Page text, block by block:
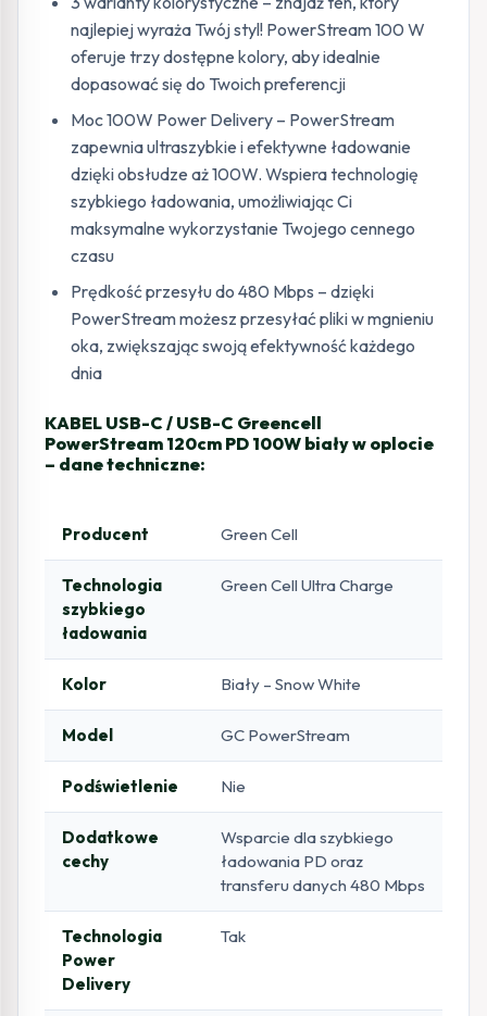
najlepiej wyraża Twój styl! PowerStream 100 W
oferuje trzy dostępne kolory, aby idealnie
dopasować się do Twoich preferencji
Moc 100W Power Delivery – PowerStream
zapewnia ultraszybkie i efektywne ładowanie
dzięki obsłudze aż 100W. Wspiera technologię
szybkiego ładowania, umożliwiając Ci
maksymalne wykorzystanie Twojego cennego
czasu
Prędkość przesyłu do 480 Mbps – dzięki
PowerStream możesz przesyłać pliki w mgnieniu
oka, zwiększając swoją efektywność każdego
dnia
KABEL USB-C / USB-C Greencell
PowerStream 120cm PD 100W biały w oplocie
– dane techniczne:
Producent Green Cell
Technologia
szybkiego
ładowania
Green Cell Ultra Charge
Kolor Biały – Snow White
Model GC PowerStream
Podświetlenie Nie
Dodatkowe
cechy
Wsparcie dla szybkiego
ładowania PD oraz
transferu danych 480 Mbps
Technologia
Power
Delivery
Tak